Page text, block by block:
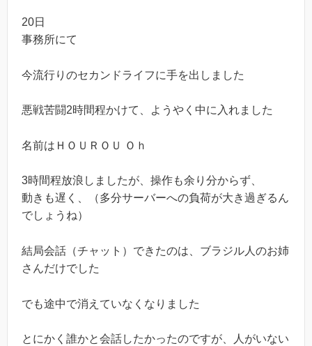
20日
事務所にて
今流行りのセカンドライフに手を出しました
悪戦苦闘2時間程かけて、ようやく中に入れました
名前はＨＯＵＲＯＵ Ｏｈ
3時間程放浪しましたが、操作も余り分からず、
動きも遅く、（多分サーバーへの負荷が大き過ぎるん
でしょうね）
結局会話（チャット）できたのは、ブラジル人のお姉
さんだけでした
でも途中で消えていなくなりました
とにかく誰かと会話したかったのですが、人がいない